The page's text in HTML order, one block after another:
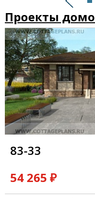
Проекты
83-33
54 265 ₽